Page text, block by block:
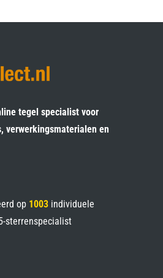
tegel specialist voor
verwerkingsmaterialen en
op 1003individuele
sterrenspecialist